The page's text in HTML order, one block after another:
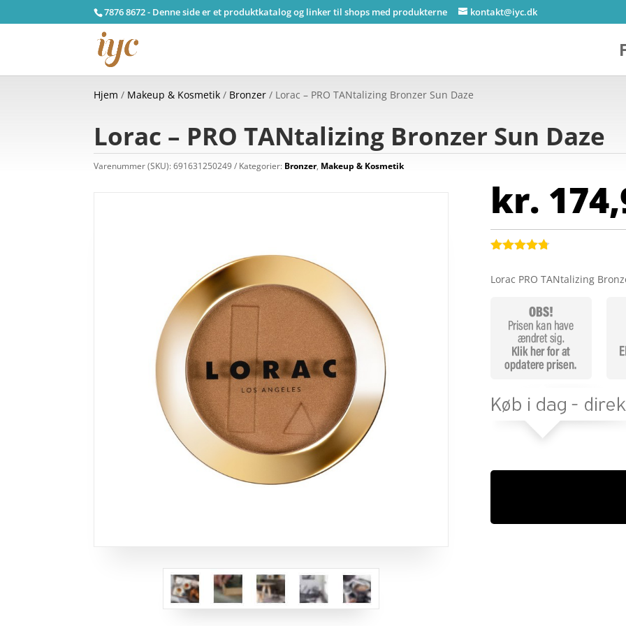
7876 8672 - Denne side er et produktkatalog og linker til shops med produkterne kontakt@iyc.dk
Hjem / Makeup & Kosmetik / Bronzer / Lorac – PRO TANtalizing Bronzer Sun Daze
Lorac – PRO TANtalizing Bronzer Sun Daze
Varenummer (SKU):691631250249 Kategorier: Bronzer, Makeup & Kosmetik
kr.
ud af 5
kundebedø
mmelser
Lorac PRO TANtalizing